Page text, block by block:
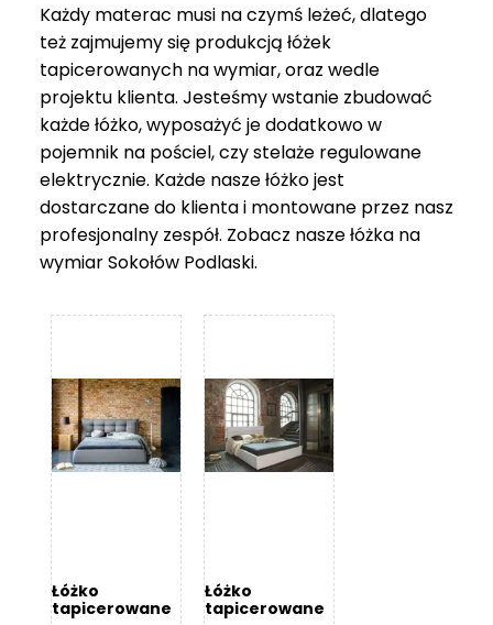
Każdy materac musi na czymś leżeć, dlatego
też zajmujemy się produkcją łóżek
tapicerowanych na wymiar, oraz wedle
projektu klienta. Jesteśmy wstanie zbudować
każde łóżko, wyposażyć je dodatkowo w
pojemnik na pościel, czy stelaże regulowane
elektrycznie. Każde nasze łóżko jest
dostarczane do klienta i montowane przez nasz
profesjonalny zespół. Zobacz naszełóżka na
wymiar Sokołów Podlaski.
Łóżko
tapicerowane
Łóżko
tapicerowane